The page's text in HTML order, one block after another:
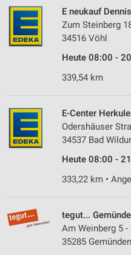
E neukauf
Zum Steinberg
34516 Vöhl
Heute 08:00 -
339,54 km
E-Center
Odershäuser
34537 Bad
Heute 08:00 -
333,22 km •
tegut...
Am Weinberg 5 -
35285